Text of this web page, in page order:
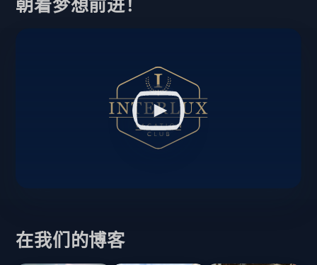
朝着梦想前进！
在我们的博客